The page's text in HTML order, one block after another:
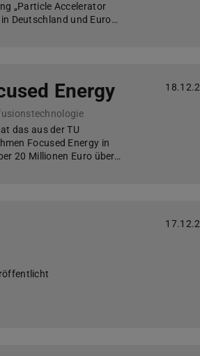
„Particle Accelerator
Deutschland und Euro…
Energy
das aus der TU
Focused Energy in
20 Millionen Euro über…